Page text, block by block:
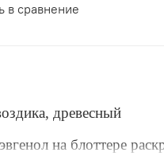
в сравнение
древесный
на блоттере